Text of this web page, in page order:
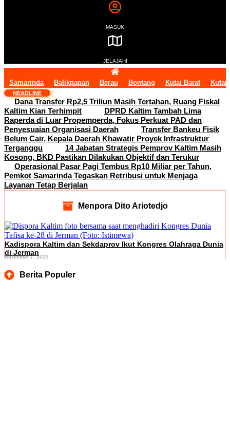
MASUK
JELAJAHI
Samarinda Balikpapan Berau Bontang Kutai Barat Kutai
HEADLINE
Dana Transfer Rp2,5 Triliun Masih Tertahan, Ruang Fiskal
Kaltim Kian Terhimpit
DPRD Kaltim Tambah Lima
Raperda di Luar Propemperda, Fokus Perkuat PAD dan
Penyesuaian Organisasi Daerah
Transfer Bankeu Fisik
Belum Cair, Kepala Daerah Khawatir Proyek Infrastruktur
Terganggu
14 Jabatan Strategis Pemprov Kaltim Masih
Kosong, BKD Pastikan Dilakukan Objektif dan Terukur
Operasional Pasar Pagi Tembus Rp10 Miliar per Tahun,
Pemkot Samarinda Tegaskan Retribusi untuk Menjaga
Layanan Tetap Berjalan
Menpora Dito Ariotedjo
Kadispora Kaltim dan Sekdaprov Ikut Kongres Olahraga Dunia
di Jerman
November 7, 2023
Berita Populer